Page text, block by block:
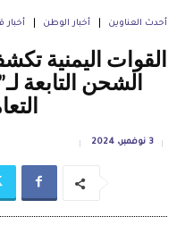
أحدث العناوين أخبار الوطن أخبار
القوات اليمنية
الشحن التابعة
3 نوفمبر، 2024